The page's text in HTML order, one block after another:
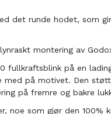
det runde hodet, som
montering av
på en
på motivet. Den
på fremre og bakre
noe som gjør den